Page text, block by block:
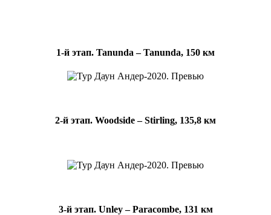
1-й этап. Tanunda – Tanunda, 150 км
2-й этап. Woodside – Stirling, 135,8 км
3-й этап. Unley – Paracombe, 131 км